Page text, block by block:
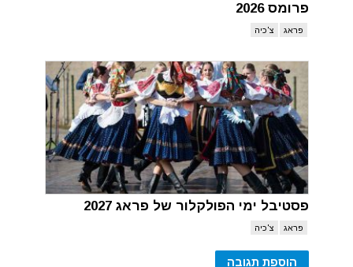
פרומס 2026
פראג צ'כיה
פסטיבל ימי הפולקלור של פראג 2027
פראג צ'כיה
הוספת תגובה